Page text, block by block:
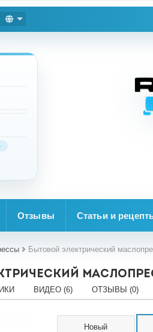
Отзывы Статьи и
Бытовой электрический
ВИДЕО (6) ОТЗЫВЫ (0)
Новый